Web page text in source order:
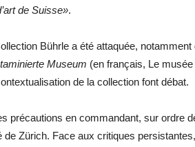
de Suisse».
Bührle a été attaquée,
Museum (en français, Le
de la collection font débat.
précautions en commandant, sur ordre
de Zürich. Face aux critiques